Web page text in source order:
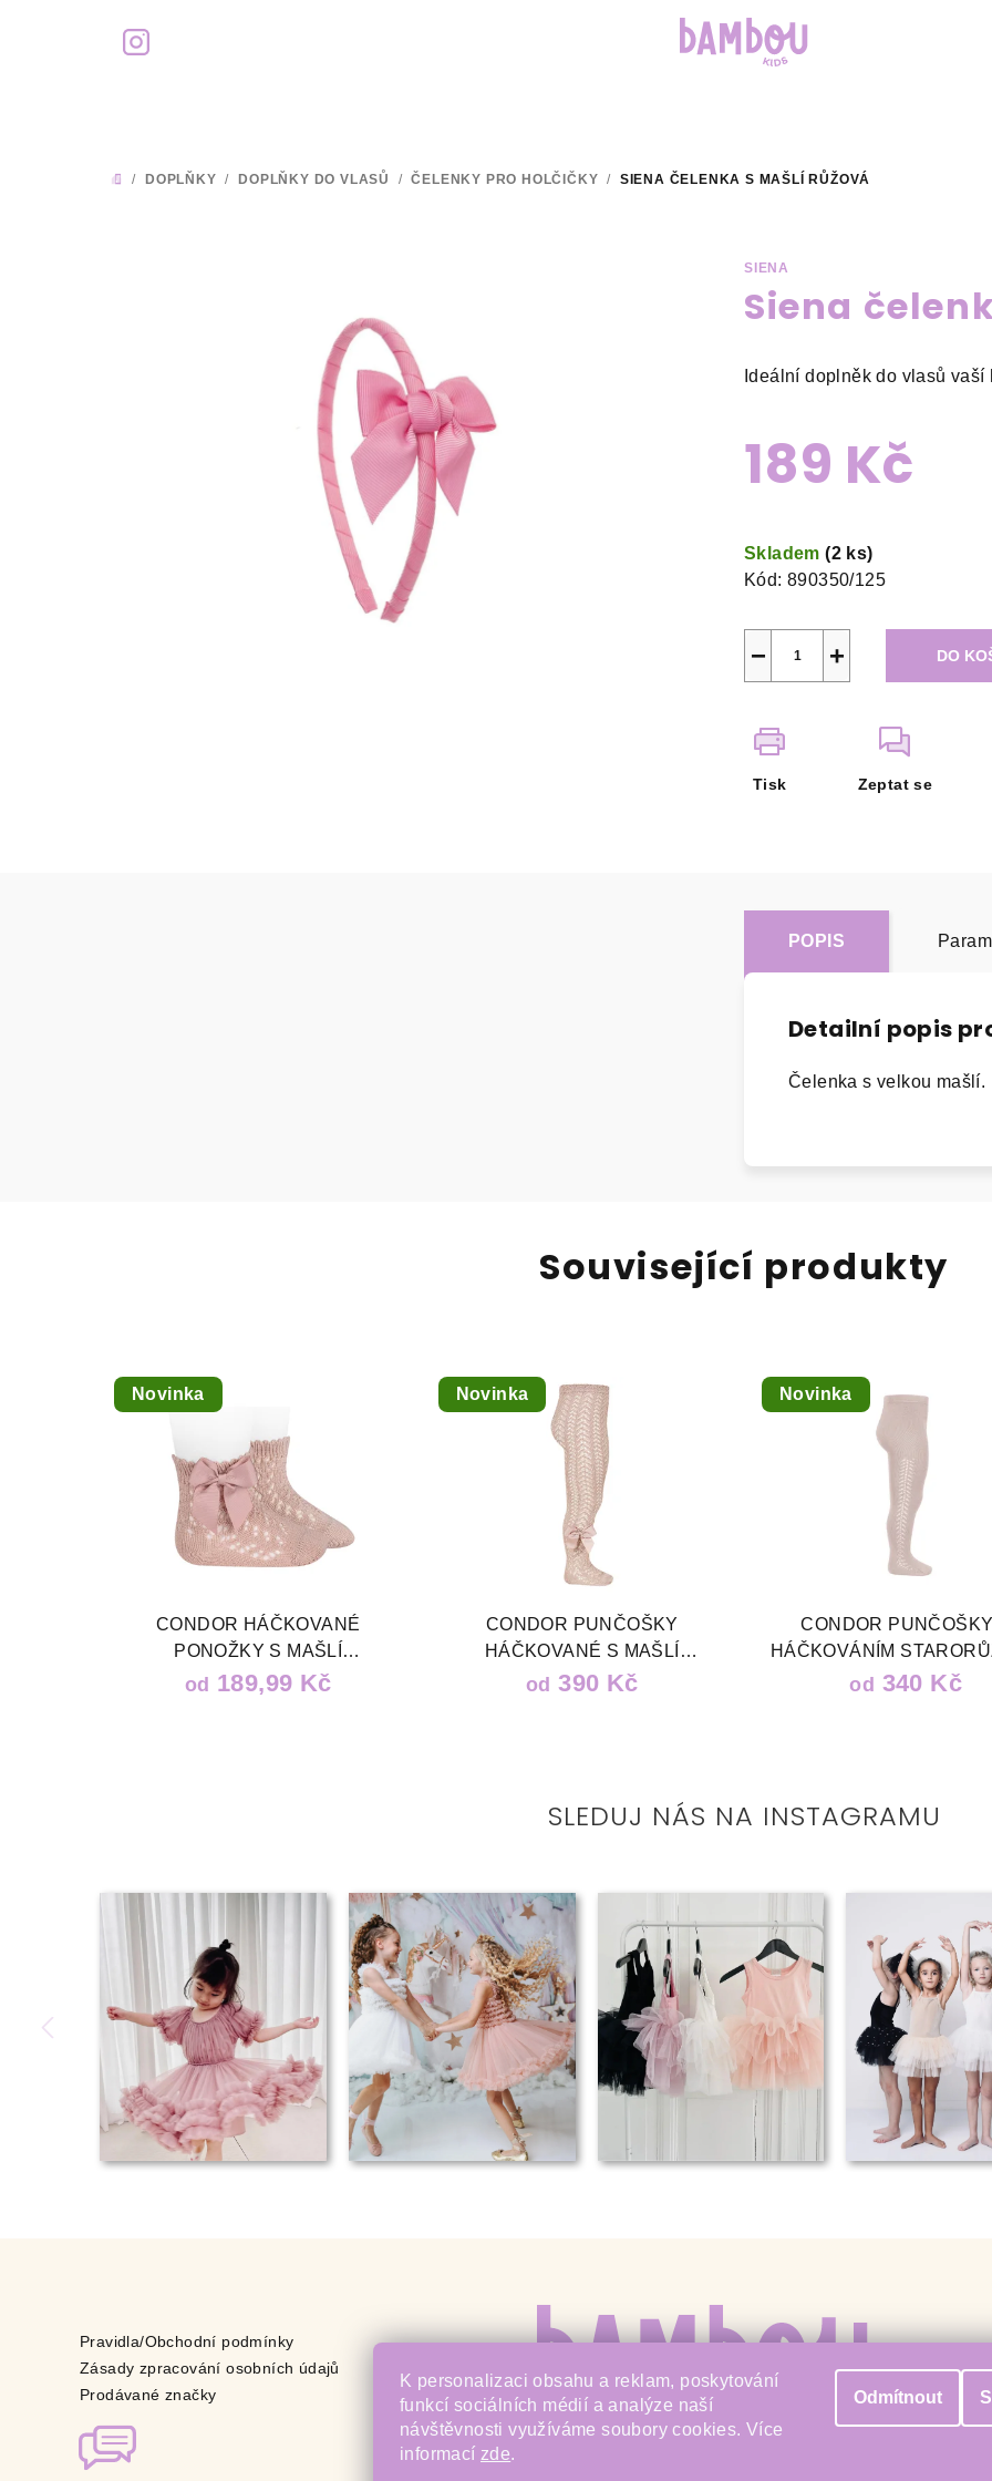
K personalizaci obsahu a reklam, poskytování
funkcí sociálních médií a analýze naší
návštěvnosti využíváme soubory cookies. Více
informací zde.
Odmítnout
DOMŮ
/ DOPLŇKY / DOPLŇKY DO VLASŮ / ČELENKY PRO HOLČIČKY / SIENA ČELENKA S MAŠLÍ RŮŽOVÁ
SIENA
Siena
Ideální doplněk do vlasů vaší
189 Kč
cena:
Skladem(2 ks)
Kód: 890350/125
+
− DO
Tisk Zeptat se
POPIS
Detailní popis
Čelenka s velkou mašlí.
Související produkty
Novinka
CONDOR HÁČKOVANÉ
PONOŽKY S MAŠLÍ
STARORŮŽOVÉ
od 189,99 Kč
Novinka
CONDOR PUNČOŠKY
HÁČKOVANÉ S MAŠLÍ
STARORŮŽOVÉ
od 390 Kč
Novinka
CONDOR
HÁČKOVÁNÍM
od 340 Kč
SLEDUJ NÁS NA INSTAGRAMU
Pravidla/Obchodní podmínky
Zásady zpracování osobních údajů
Prodávané značky